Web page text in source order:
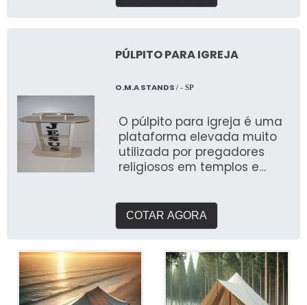
PÚLPITO PARA IGREJA
O.M.A STANDS / - SP
O púlpito para igreja é uma
plataforma elevada muito
utilizada por pregadores
religiosos em templos e
COTAR AGORA